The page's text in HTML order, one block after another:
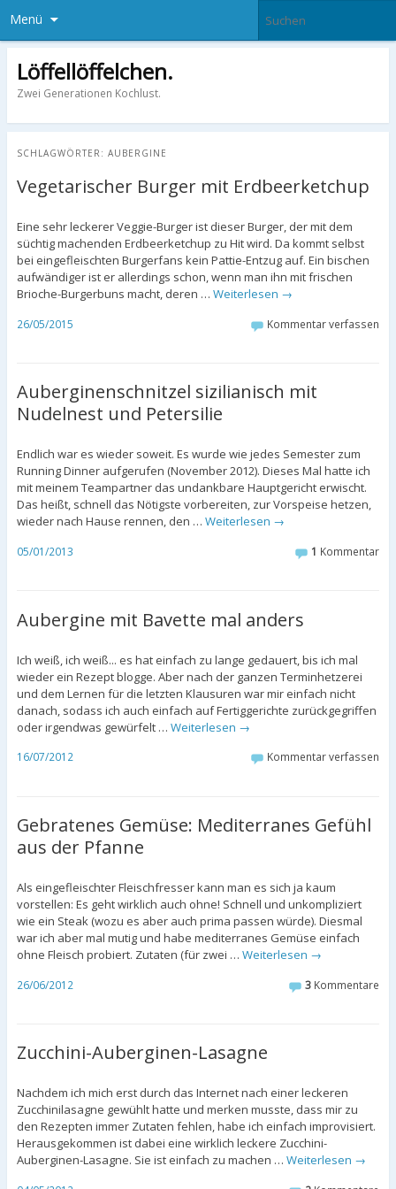
Menü
Löffellöffelchen.
Zwei Generationen Kochlust.
SCHLAGWÖRTER: AUBERGINE
Vegetarischer Burger mit Erdbeerketchup
Eine sehr leckerer Veggie-Burger ist dieser Burger, der mit dem
süchtig machenden Erdbeerketchup zu Hit wird. Da kommt selbst
bei eingefleischten Burgerfans kein Pattie-Entzug auf. Ein bischen
aufwändiger ist er allerdings schon, wenn man ihn mit frischen
Brioche-Burgerbuns macht, deren … Weiterlesen →
26/05/2015 Kommentar verfassen
Auberginenschnitzel sizilianisch mit
Nudelnest und Petersilie
Endlich war es wieder soweit. Es wurde wie jedes Semester zum
Running Dinner aufgerufen (November 2012). Dieses Mal hatte ich
mit meinem Teampartner das undankbare Hauptgericht erwischt.
Das heißt, schnell das Nötigste vorbereiten, zur Vorspeise hetzen,
wieder nach Hause rennen, den … Weiterlesen →
05/01/2013 1 Kommentar
Aubergine mit Bavette mal anders
Ich weiß, ich weiß... es hat einfach zu lange gedauert, bis ich mal
wieder ein Rezept blogge. Aber nach der ganzen Terminhetzerei
und dem Lernen für die letzten Klausuren war mir einfach nicht
danach, sodass ich auch einfach auf Fertiggerichte zurückgegriffen
oder irgendwas gewürfelt … Weiterlesen →
16/07/2012 Kommentar verfassen
Gebratenes Gemüse: Mediterranes Gefühl
aus der Pfanne
Als eingefleischter Fleischfresser kann man es sich ja kaum
vorstellen: Es geht wirklich auch ohne! Schnell und unkompliziert
wie ein Steak (wozu es aber auch prima passen würde). Diesmal
war ich aber mal mutig und habe mediterranes Gemüse einfach
ohne Fleisch probiert. Zutaten (für zwei … Weiterlesen →
26/06/2012 3 Kommentare
Zucchini-Auberginen-Lasagne
Nachdem ich mich erst durch das Internet nach einer leckeren
Zucchinilasagne gewühlt hatte und merken musste, dass mir zu
den Rezepten immer Zutaten fehlen, habe ich einfach improvisiert.
Herausgekommen ist dabei eine wirklich leckere Zucchini-
Auberginen-Lasagne. Sie ist einfach zu machen … Weiterlesen →